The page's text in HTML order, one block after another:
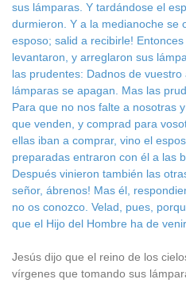
sus lámparas. Y tardándose el
durmieron. Y a la medianoche se
esposo; salid a recibirle!
levantaron, y arreglaron sus
las prudentes: Dadnos de
lámparas se apagan. Mas las
Para que no nos falte a nosotras
que venden, y comprad para
ellas iban a comprar, vino el
preparadas entraron con él a las
Después vinieron también las
señor, ábrenos! Mas él,
no os conozco. Velad, pues,
que el Hijo del Hombre ha de
Jesús dijo que el reino de los
vírgenes que tomando sus